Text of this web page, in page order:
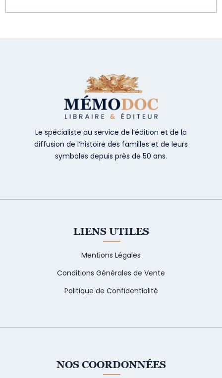
Le spécialiste au service de l’édition et de la
diffusion de l’histoire des familles et de leurs
symboles depuis près de 50 ans.
LIENS UTILES
Mentions Légales
Conditions Générales de Vente
Politique de Confidentialité
NOS COORDONNÉES